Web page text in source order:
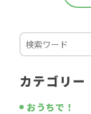
カテゴリー
おうちで！